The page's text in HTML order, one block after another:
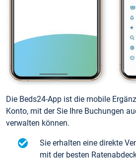
Die Beds24-App ist die mobile
Konto, mit der Sie Ihre Buchungen
verwalten können.
Sie erhalten eine direkte
mit der besten